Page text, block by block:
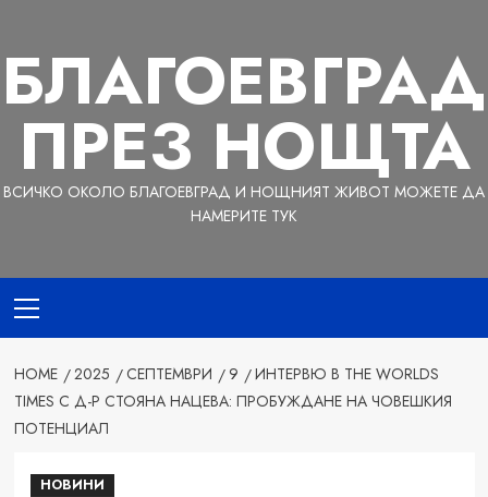
content
БЛАГОЕВГРАД
ПРЕЗ НОЩТА
ВСИЧКО ОКОЛО БЛАГОЕВГРАД И НОЩНИЯТ ЖИВОТ МОЖЕТЕ ДА
НАМЕРИТЕ ТУК
Menu
HOME 2025 СЕПТЕМВРИ 9
ИНТЕРВЮ В THE WORLDS
TIMES С Д-Р СТОЯНА НАЦЕВА: ПРОБУЖДАНЕ НА ЧОВЕШКИЯ
ПОТЕНЦИАЛ
НОВИНИ